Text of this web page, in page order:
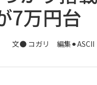
7万円台
文● コガリ 編集⚫︎ASCII